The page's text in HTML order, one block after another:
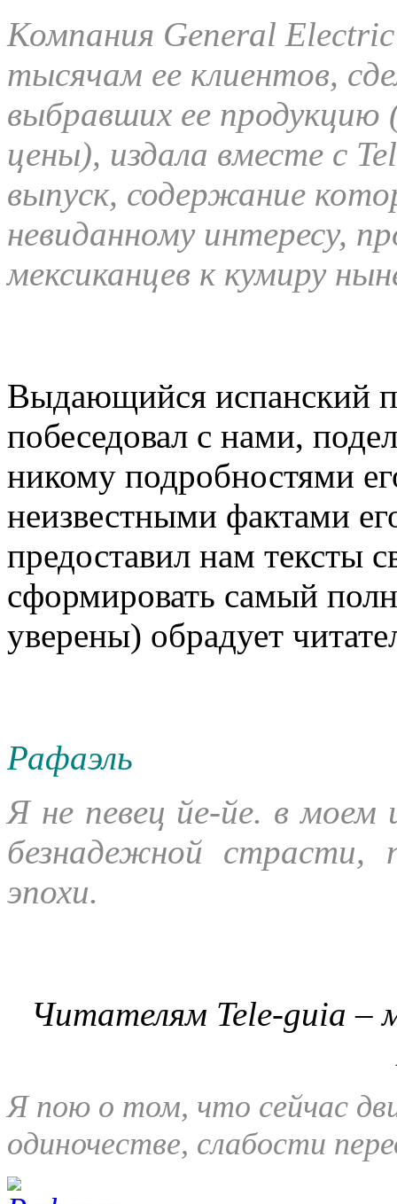
Компания General
тысячам ее клиентов,
выбравших ее продукцию
цены), издала вместе с
выпуск, содержание
невиданному интересу,
мексиканцев к кумиру
Выдающийся испанский
побеседовал с нами,
никому подробностями
неизвестными фактами
предоставил нам тексты
сформировать самый
уверены) обрадует
Рафаэль
Я не певец йе-йе. в моем
безнадежной страсти,
эпохи.
Читателям Tele-guia –
Я пою о том, что сейчас
одиночестве, слабости